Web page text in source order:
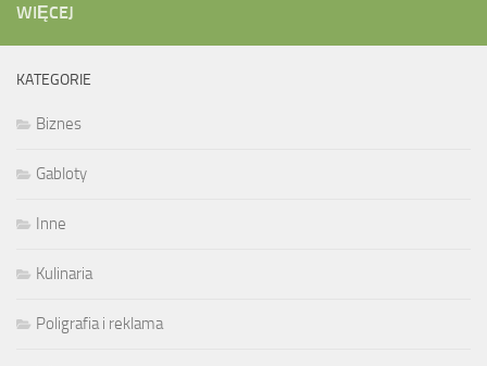
WIĘCEJ
KATEGORIE
Biznes
Gabloty
Inne
Kulinaria
Poligrafia i reklama